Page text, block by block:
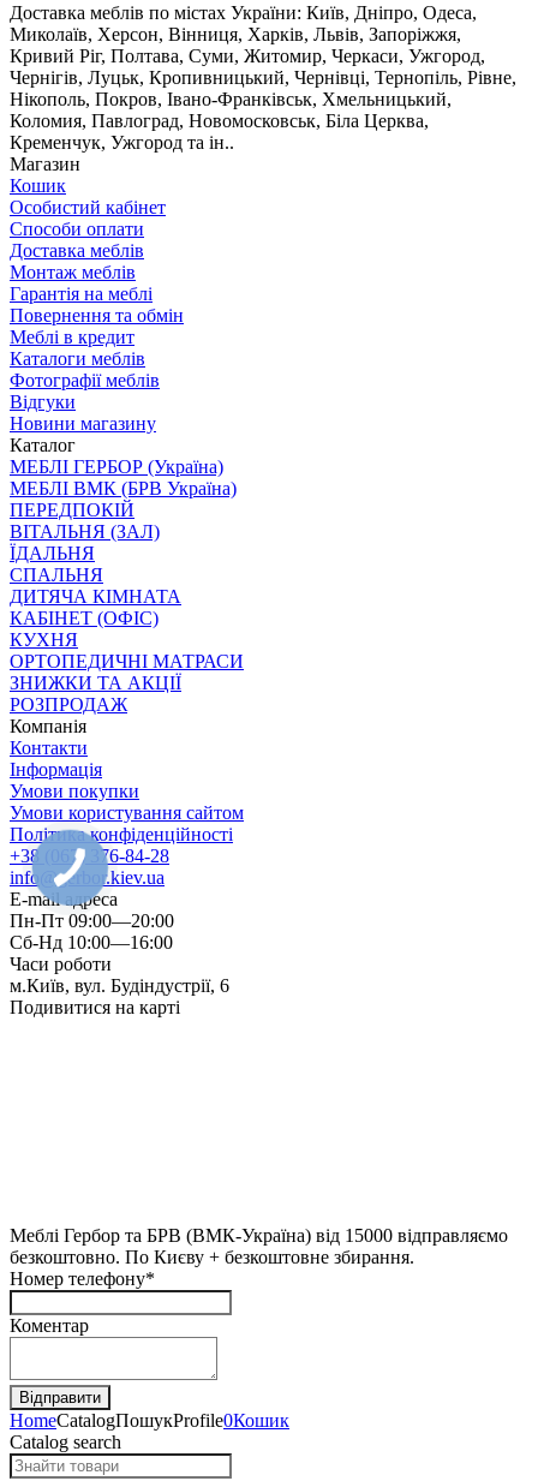
Доставка меблів по містах України: Київ, Дніпро, Одеса,
Миколаїв, Херсон, Вінниця, Харків, Львів, Запоріжжя,
Кривий Ріг, Полтава, Суми, Житомир, Черкаси, Ужгород,
Чернігів, Луцьк, Кропивницький, Чернівці, Тернопіль, Рівне,
Нікополь, Покров, Івано-Франківськ, Хмельницький,
Коломия, Павлоград, Новомосковськ, Біла Церква,
Кременчук, Ужгород та ін..
Магазин
Кошик
Особистий кабінет
Способи оплати
Доставка меблів
Монтаж меблів
Гарантія на меблі
Повернення та обмін
Меблі в кредит
Каталоги меблів
Фотографії меблів
Відгуки
Новини магазину
Каталог
МЕБЛІ ГЕРБОР (Україна)
МЕБЛІ ВМК (БРВ Україна)
ПЕРЕДПОКІЙ
ВІТАЛЬНЯ (ЗАЛ)
ЇДАЛЬНЯ
СПАЛЬНЯ
ДИТЯЧА КІМНАТА
КАБІНЕТ (ОФІС)
КУХНЯ
ОРТОПЕДИЧНІ МАТРАСИ
ЗНИЖКИ ТА АКЦІЇ
РОЗПРОДАЖ
Компанія
Контакти
Інформація
Умови покупки
Умови користування сайтом
Політика конфіденційності
+38 (067) 376-84-28
info@gerbor.kiev.ua
E-mail адреса
Пн-Пт 09:00—20:00
Сб-Нд 10:00—16:00
Часи роботи
м.Київ, вул. Будіндустрії, 6
Подивитися на карті
Меблі Гербор та БРВ (ВМК-Україна) від 15000 відправляємо
безкоштовно. По Києву + безкоштовне збирання.
Номер телефону*
Коментар
HomeCatalogПошукProfile0Кошик
Catalog search